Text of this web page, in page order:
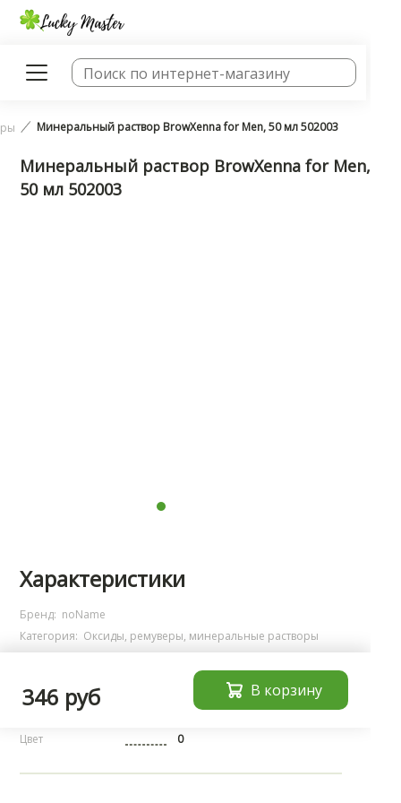
Минеральный раствор BrowXenna for Men, 50 мл 502003
Минеральный раствор BrowXenna for Men,
50 мл 502003
Характеристики
Бренд: noName
Категория: Оксиды, ремуверы, минеральные растворы
Россия
Область
Цвет
0
346 руб В корзину